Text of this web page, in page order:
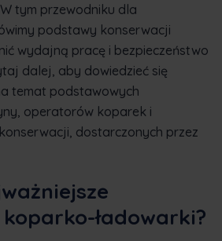
tym przewodniku dla
podstawy konserwacji
wydajną pracę i bezpieczeństwo
dalej, aby dowiedzieć się
temat podstawowych
operatorów koparek i
dostarczonych przez
koparko-ładowarki?